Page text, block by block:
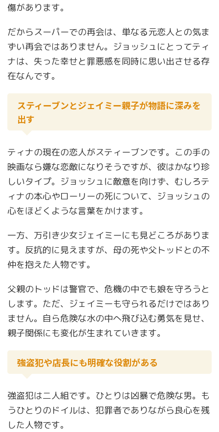
傷があります。
だからスーパーでの再会は、単なる元恋人との気ま
ずい再会ではありません。ジョッシュにとってティ
ナは、失った幸せと罪悪感を同時に思い出させる存
在なんです。
スティーブンとジェイミー親子が物語に深みを
出す
ティナの現在の恋人がスティーブンです。この手の
映画なら嫌な恋敵になりそうですが、彼はかなり珍
しいタイプ。ジョッシュに敵意を向けず、むしろテ
ィナの本心やローリーの死について、ジョッシュの
心をほどくような言葉をかけます。
一方、万引き少女ジェイミーにも見どころがありま
す。反抗的に見えますが、母の死や父トッドとの不
仲を抱えた人物です。
父親のトッドは警官で、危機の中でも娘を守ろうと
します。ただ、ジェイミーも守られるだけではあり
ません。自ら危険な水の中へ飛び込む勇気を見せ、
親子関係にも変化が生まれていきます。
強盗犯や店長にも明確な役割がある
強盗犯は二人組です。ひとりは凶暴で危険な男。も
うひとりのドイルは、犯罪者でありながら良心を残
した人物です。